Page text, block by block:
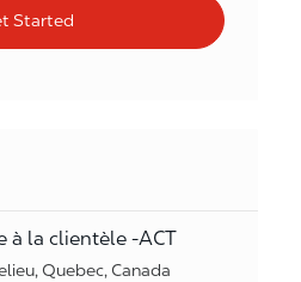
Started
à la clientèle -ACT
Quebec, Canada